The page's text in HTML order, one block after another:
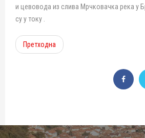
и цевовода из слива Мрчковачка река у
су у току .
Претходна